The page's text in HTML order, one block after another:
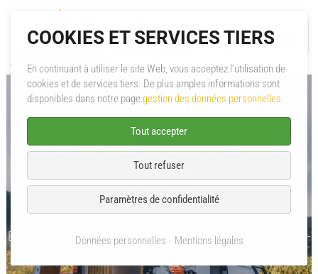
Menu
A propos
Pièces & Accessoires
SAV
DÉTAIL TENTE DE
TOIT
Évasion Aménagement Aménagement
Tente de toit
BARRES TRANSVERSALES CUMARU LIGHT 127 REF : VW-CU-
COOKIES ET SERVICES TIERS
En continuant à utiliser le site Web, vous acceptez l'utilisation de
cookies et de services tiers. De plus amples informations sont
disponibles dans notre pagegestion des données personnelles
Tout accepter
Tout refuser
Paramètres de confidentialité
Données personnelles Mentions légales